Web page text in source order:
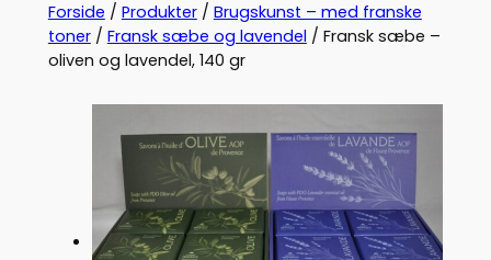
Forside / Produkter/ Brugskunst – med franske
toner/ Fransk sæbe og lavendel / Fransk sæbe –
oliven og lavendel, 140 gr